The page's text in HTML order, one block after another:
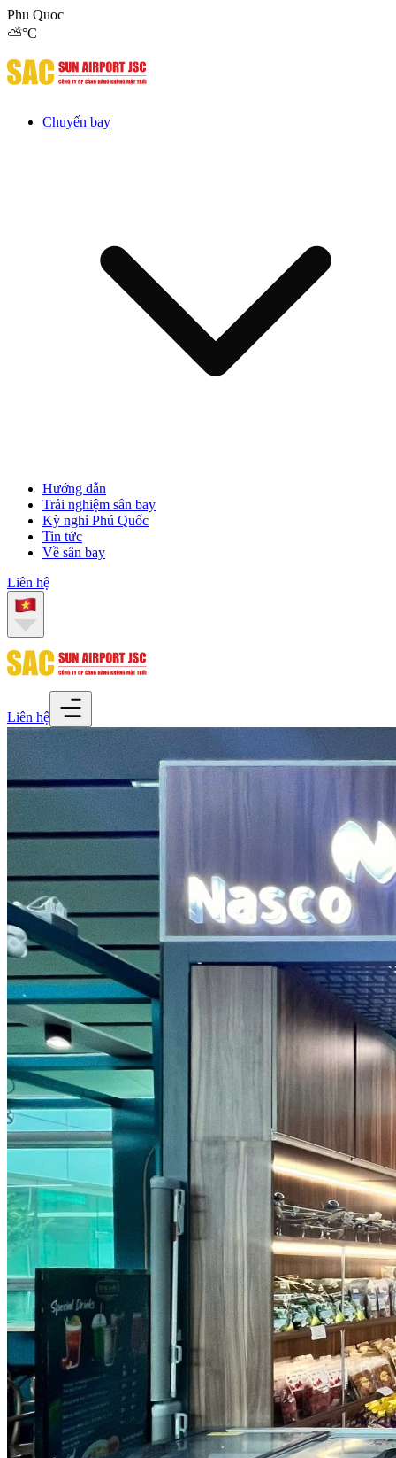
Phu Quoc
⛅°C
Chuyến bay
Hướng dẫn
Trải nghiệm sân bay
Kỳ nghỉ Phú Quốc
Tin tức
Về sân bay
Liên hệ
Liên hệ